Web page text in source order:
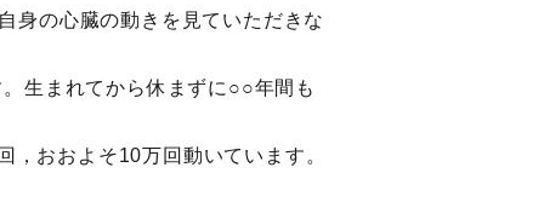
身の心臓の動きを見ていただきな
生まれてから休まずに○○年間も
おおよそ10万回動いています。